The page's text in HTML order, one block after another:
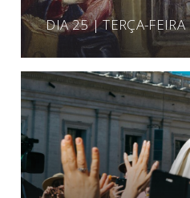
DIA 25 | TERÇA-FEIRA